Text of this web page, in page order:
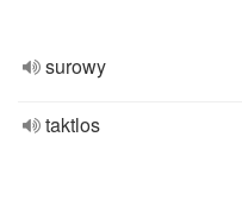
surowy
taktlos